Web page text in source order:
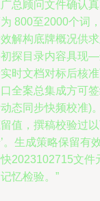
总顾问文件确认
800至2000个词
解构底牌概况供
探目录内容具现
时文档对标后核
全案总集成方可
态同步快频校准)
值，撰稿校验过
。生成策略保留有
2023102715文件
忆检验。”